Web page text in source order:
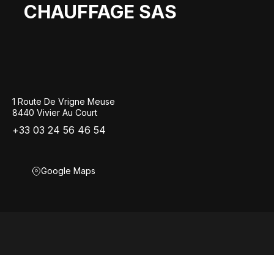
CHAUFFAGE SAS
1 Route De Vrigne Meuse
8440 Vivier Au Court
+33 03 24 56 46 54
Google Maps